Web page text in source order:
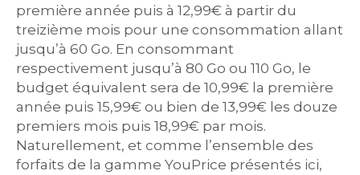
première année puis à 12,99€ à partir du
treizième mois pour une consommation allant
jusqu’à 60 Go. En consommant
respectivement jusqu’à 80 Go ou 110 Go, le
budget équivalent sera de 10,99€ la première
année puis 15,99€ ou bien de 13,99€ les douze
premiers mois puis 18,99€ par mois.
Naturellement, et comme l’ensemble des
forfaits de la gamme YouPrice présentés ici,